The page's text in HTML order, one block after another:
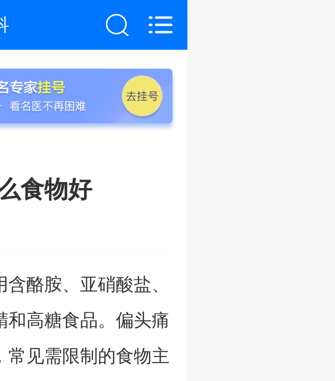
食物好
酪胺、亚硝酸盐、
和高糖食品。偏头痛
常见需限制的食物主